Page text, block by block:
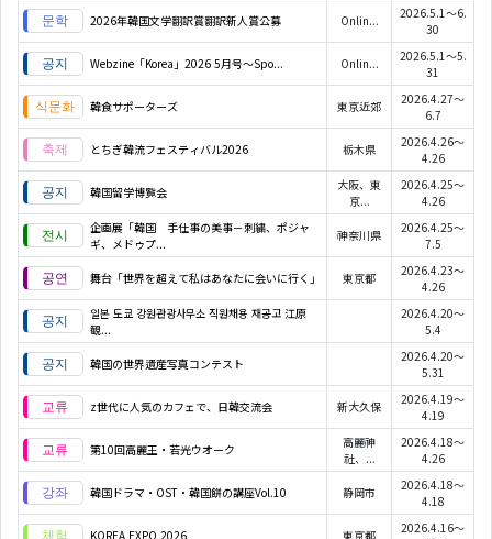
2026年韓国文学翻訳賞翻訳新人賞公募 Onlin...
2026.5.1～6.
30
Webzine「Korea」2026 5月号～Spo... Onlin...
2026.5.1～5.
31
韓食サポーターズ 東京近郊
2026.4.27～
6.7
とちぎ韓流フェスティバル2026 栃木県
2026.4.26～
4.26
韓国留学博覧会
大阪、東
京...
2026.4.25～
4.26
企画展「韓国 手仕事の美事－刺繍、ポジャ
ギ、メドゥプ...
神奈川県
2026.4.25～
7.5
舞台「世界を超えて私はあなたに会いに行く」 東京都
2026.4.23～
4.26
일본 도쿄 강원관광사무소 직원채용 재공고 江原
観...
2026.4.20～
5.4
韓国の世界遺産写真コンテスト
2026.4.20～
5.31
z世代に人気のカフェで、日韓交流会 新大久保
2026.4.19～
4.19
第10回高麗王・若光ウオーク
高麗神
社、...
2026.4.18～
4.26
韓国ドラマ・OST・韓国餅の講座Vol.10 静岡市
2026.4.18～
4.18
KOREA EXPO 2026 東京都
2026.4.16～